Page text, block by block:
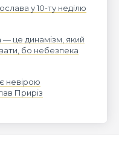
у 10-ту неділю
— це динамізм, який
бо небезпека
невірою
Приріз